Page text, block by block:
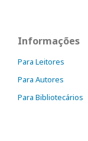
Informações
Para Leitores
Para Autores
Para Bibliotecários